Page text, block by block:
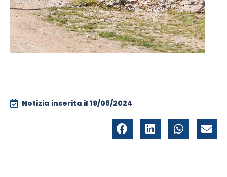
Notizia inserita il 19/08/2024